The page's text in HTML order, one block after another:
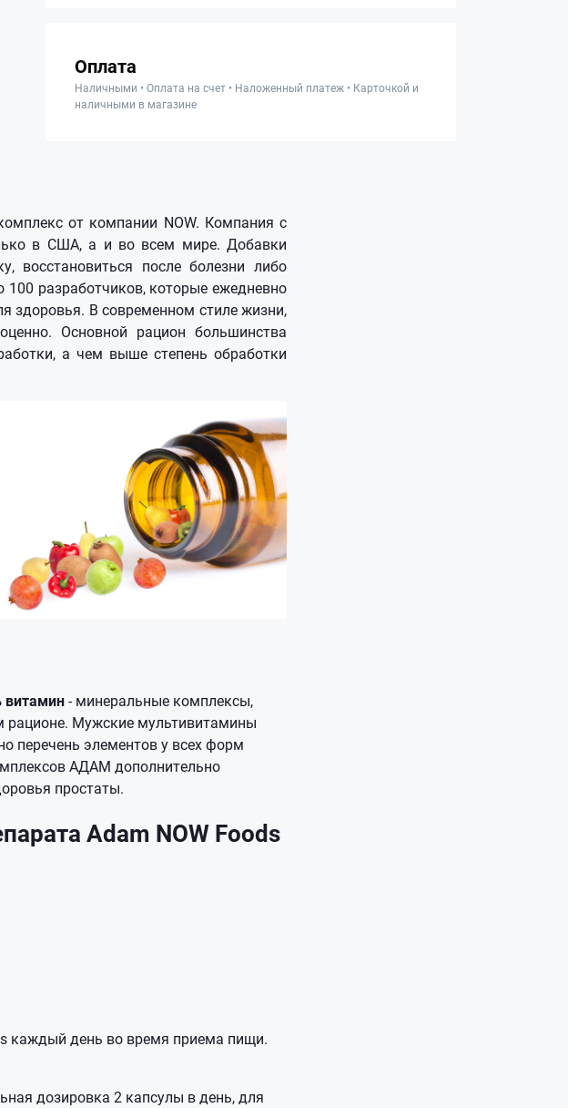
Оплата
Наличными • Оплата на счет • Наложенный платеж • Карточкой и
наличными в магазине
от компании NOW. Компания с
в США, а и во всем мире. Добавки
восстановиться после болезни либо
разработчиков, которые ежедневно
здоровья. В современном стиле жизни,
Основной рацион большинства
а чем выше степень обработки
витамин- минеральные комплексы,
Мужские мультивитамины
перечень элементов у всех форм
АДАМ дополнительно
простаты.
Adam NOW Foods
каждый день во время приема пищи.
дозировка 2 капсулы в день, для